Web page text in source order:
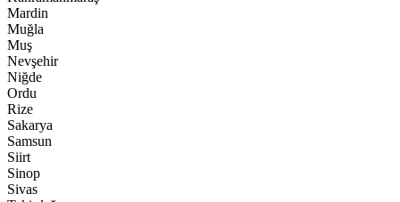
Mardin
Muğla
Muş
Nevşehir
Niğde
Ordu
Rize
Sakarya
Samsun
Siirt
Sinop
Sivas